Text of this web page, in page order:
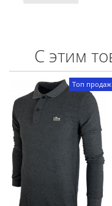
С этим
Топ продаж